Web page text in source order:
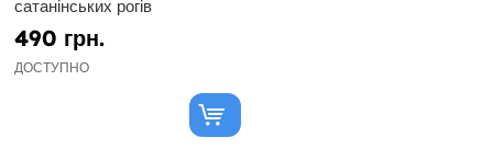
сатанінських рогів
490 грн.
ДОСТУПНО